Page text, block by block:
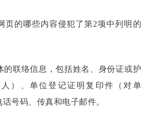
页的哪些内容侵犯了第2项中列明的
的联络信息，包括姓名、身份证或护
）、单位登记证明复印件（对单
号码、传真和电子邮件。